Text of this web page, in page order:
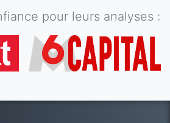
pour leurs analyses :